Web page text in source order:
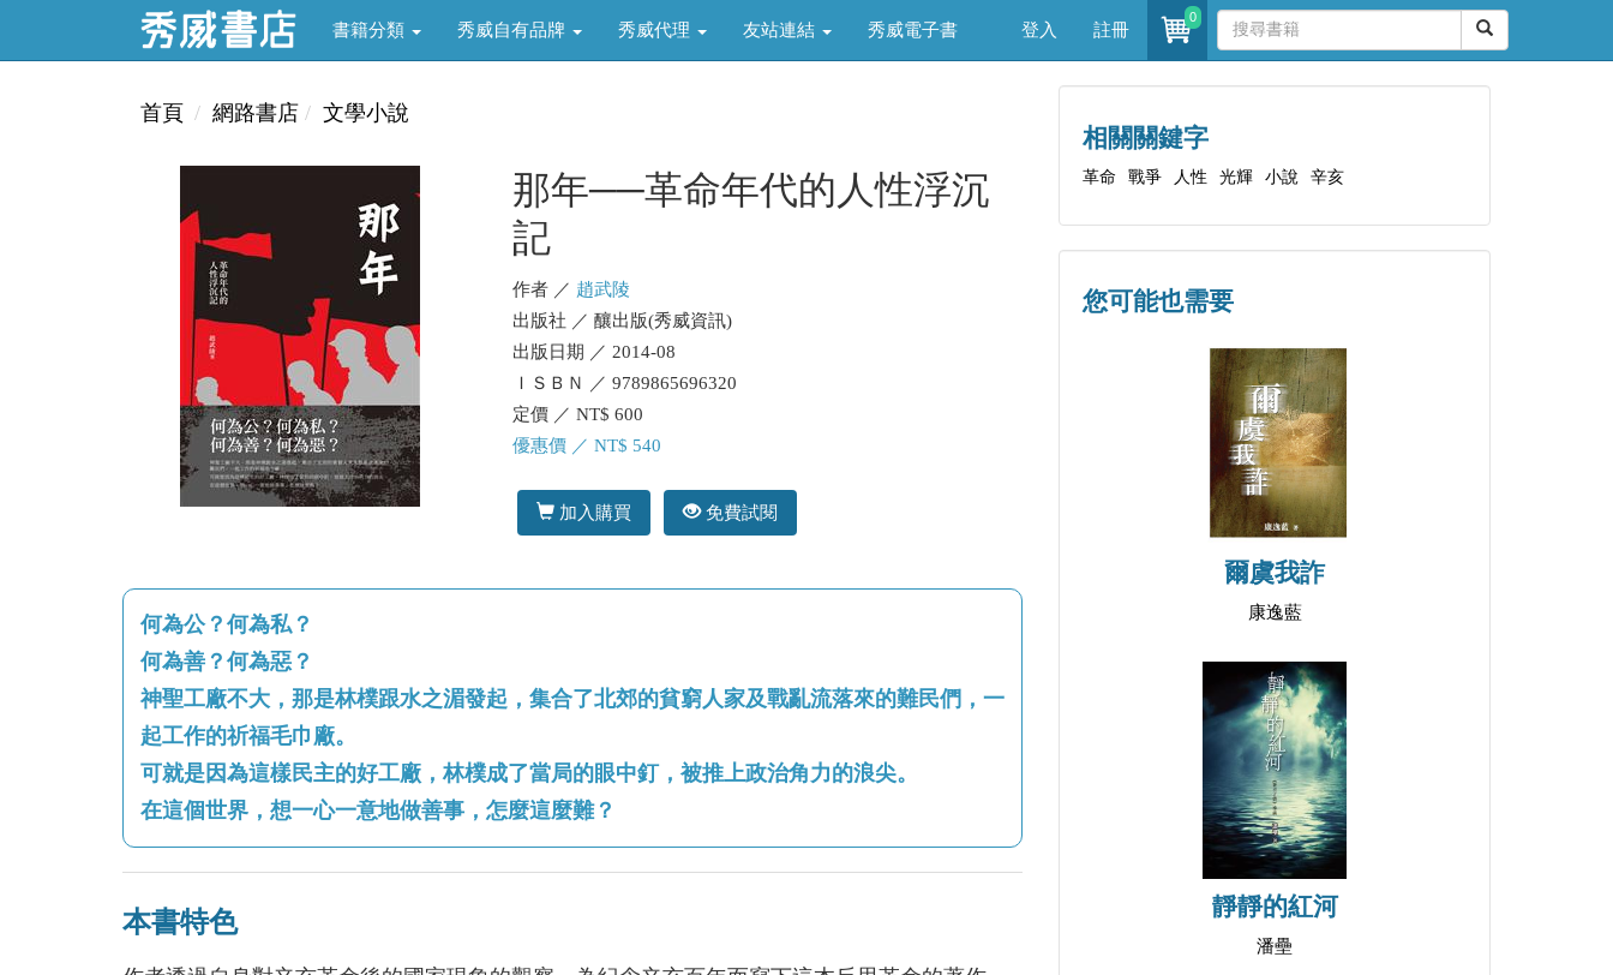
書籍分類 秀威自有品牌 秀威代理 友站連結 秀威電子書 登入 註冊
0
首頁 網路書店 文學小說
那年──革命年代的人性浮沉
記
作者 ／ 趙武陵
出版社 ／ 釀出版(秀威資訊)
出版日期 ／ 2014-08
ＩＳＢＮ ／ 9789865696320
定價 ／ NT$ 600
優惠價 ／ NT$ 540
加入購買 免費試閱
何為公？何為私？
何為善？何為惡？
神聖工廠不大，那是林樸跟水之湄發起，集合了北郊的貧窮人家及戰亂流落來的難民們，一
起工作的祈福毛巾廠。
可就是因為這樣民主的好工廠，林樸成了當局的眼中釘，被推上政治角力的浪尖。
在這個世界，想一心一意地做善事，怎麼這麼難？
本書特色
相關關鍵字
革命 戰爭 人性 光輝 小說 辛亥
您可能也需要
爾虞我詐
康逸藍
靜靜的紅河
潘壘